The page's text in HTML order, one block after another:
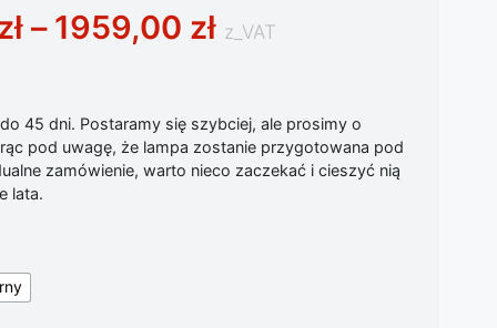
– 1959,00 złZakres cen: od
z_VAT
45 dni. Postaramy się szybciej, ale prosimy o
pod uwagę, że lampa zostanie przygotowana pod
zamówienie, warto nieco zaczekać i cieszyć nią
lata.